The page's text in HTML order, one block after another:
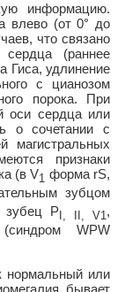
информацию.
влево (от 0° до
что связано
(раннее
Гиса, удлинение
с цианозом
порока. При
оси сердца или
о сочетании с
магистральных
признаки
(в V1 форма rS,
зубцом
зубец P , ,V1,
WPW
нормальный или
бывает